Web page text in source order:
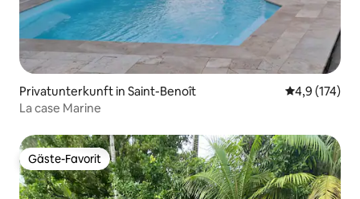
Privatunterkunft in Saint-Benoît
4,9 (174)
La case Marine
Gäste-Favorit
Gäste-Favorit